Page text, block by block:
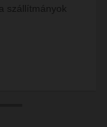
szállítmányok